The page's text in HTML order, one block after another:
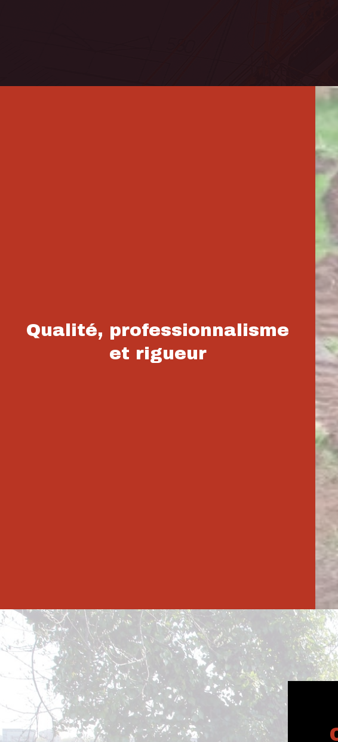
Qualité, professionnalisme
et rigueur